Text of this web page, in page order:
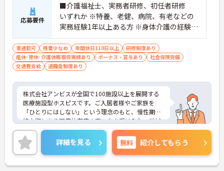
・夜勤明けの翌日は原則としてお休みとなるシフト
編成が組まれており、しっかりと休息を取りながら
長期的な就業が可能です
・介護福祉士や初任者研修などの資格や実務経験、
夜勤回数がしっかりと給与に反映されるためモチベ
ーションを維持できます
・年次を問わずリーダーや主任などのマネジメント
職へ昇格する事例も多数あり、腰を据えて長期的な
キャリア形成が可能です
応募要件
■介護福祉士、実務者研修、初任者研修
いずれか ※特養、老健、病院、有老などの
実務経験1年以上ある方 ※身体介護の経験年
以上ある方、機械浴の使用の経験のある方
歓迎
車通勤可 残業少なめ 年間休日110日以上
研修制度あり
産休･育休･介護休暇取得実績あり
ボーナス・賞与あり
社会保険完備
交通費支給
退職金制度あり
株式会社アンビスが全国で100施設以上を展開する
医療施設型ホスピスです。ご入居者様やご家族を
「ひとりにはしない」という理念のもと、慢性期や
終末期にあり医療依存度の高い方を受け入れ、地域
医療を支える社会的意義の高い事業を推進していま
す。現場には看護師が24時間常駐しています。急変
時の対応や医療行為は看護師が担当するため、初任
者研修や実務者研修の方も食事介助や入浴介助など
の生活を支えるケアに専念できる環境です。多職種
詳細を見る 無料 紹介してもらう